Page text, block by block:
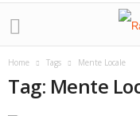
Home Tags Mente Locale
Tag: Mente